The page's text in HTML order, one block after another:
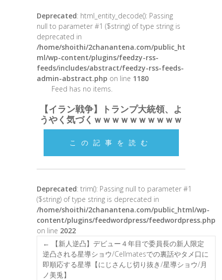
Deprecated: html_entity_decode(): Passing
null to parameter #1 ($string) of type string is
deprecated in
/home/shoithi/2chanantena.com/public_ht
ml/wp-content/plugins/feedzy-rss-
feeds/includes/abstract/feedzy-rss-feeds-
admin-abstract.php on line 1180
Feed has no items.
【イラン戦争】トランプ大統領、よ
うやく気づくｗｗｗｗｗｗｗｗｗｗ
この記事を読む
Deprecated: trim(): Passing null to parameter #1
($string) of type string is deprecated in
/home/shoithi/2chanantena.com/public_html/wp-
content/plugins/feedwordpress/feedwordpress.php
on line 2022
←
【新人逆凸】デビュー４年目で委員長の新人限定
逆凸される星導ショウ/Cellmatesでの裏話やタメ口に
即順応する星導【にじさんじ切り抜き/星導ショウ/月
ノ美兎】